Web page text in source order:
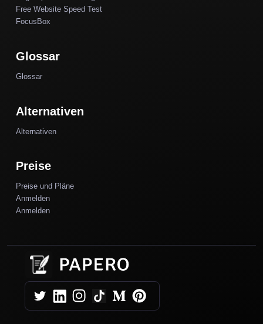
Free Website Speed Test
FocusBox
Glossar
Glossar
Alternativen
Alternativen
Preise
Preise und Pläne
Anmelden
Anmelden